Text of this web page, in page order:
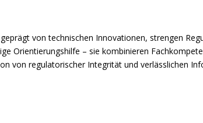
von technischen Innovationen, strengen
Orientierungshilfe – sie kombinieren
von regulatorischer Integrität und verlässlichen